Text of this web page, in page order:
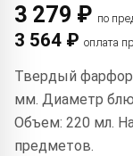
3 279 ₽ по
3 564 ₽ оплата
Твердый
мм. Диаметр
Объем: 220 мл.
предметов.